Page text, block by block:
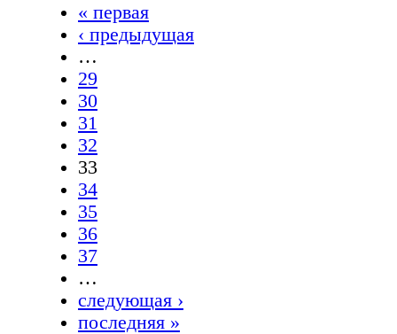
« первая
‹ предыдущая
…
29
30
31
32
33
34
35
36
37
…
следующая ›
последняя »